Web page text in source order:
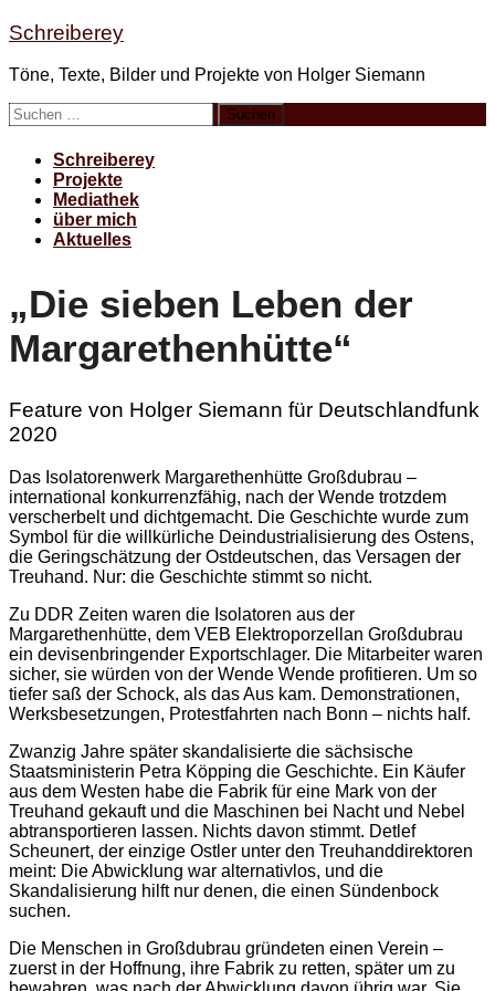
Zum
springen
Schreiberey
Töne, Texte, Bilder und Projekte von Holger Siemann
Suchen
nach:
Schreiberey
Projekte
Mediathek
über mich
Aktuelles
„Die sieben Leben der
Margarethenhütte“
Feature von Holger Siemann für Deutschlandfunk
2020
Das Isolatorenwerk Margarethenhütte Großdubrau –
international konkurrenzfähig, nach der Wende trotzdem
verscherbelt und dichtgemacht. Die Geschichte wurde zum
Symbol für die willkürliche Deindustrialisierung des Ostens,
die Geringschätzung der Ostdeutschen, das Versagen der
Treuhand. Nur: die Geschichte stimmt so nicht.
Zu DDR Zeiten waren die Isolatoren aus der
Margarethenhütte, dem VEB Elektroporzellan Großdubrau
ein devisenbringender Exportschlager. Die Mitarbeiter waren
sicher, sie würden von der Wende Wende profitieren. Um so
tiefer saß der Schock, als das Aus kam. Demonstrationen,
Werksbesetzungen, Protestfahrten nach Bonn – nichts half.
Zwanzig Jahre später skandalisierte die sächsische
Staatsministerin Petra Köpping die Geschichte. Ein Käufer
aus dem Westen habe die Fabrik für eine Mark von der
Treuhand gekauft und die Maschinen bei Nacht und Nebel
abtransportieren lassen. Nichts davon stimmt. Detlef
Scheunert, der einzige Ostler unter den Treuhanddirektoren
meint: Die Abwicklung war alternativlos, und die
Skandalisierung hilft nur denen, die einen Sündenbock
suchen.
Die Menschen in Großdubrau gründeten einen Verein –
zuerst in der Hoffnung, ihre Fabrik zu retten, später um zu